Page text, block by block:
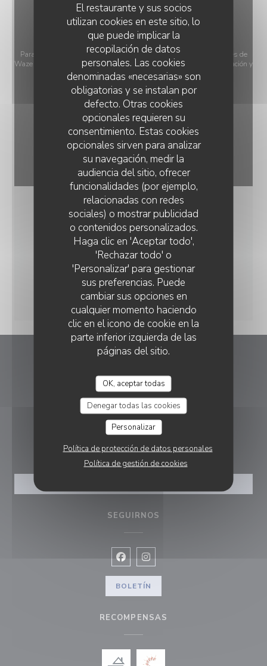
El restaurante y sus socios
utilizan cookies en este sitio, lo
que puede implicar la
recopilación de datos
personales. Las cookies
denominadas «necesarias» son
obligatorias y se instalan por
defecto. Otras cookies
opcionales requieren su
consentimiento. Estas cookies
opcionales sirven para analizar
su navegación, medir la
audiencia del sitio, ofrecer
funcionalidades (por ejemplo,
relacionadas con redes
sociales) o mostrar publicidad
o contenidos personalizados.
Haga clic en 'Aceptar todo',
'Rechazar todo' o
'Personalizar' para gestionar
sus preferencias. Puede
cambiar sus opciones en
cualquier momento haciendo
clic en el icono de cookie en la
parte inferior izquierda de las
páginas del sitio.
OK, aceptar todas
Denegar todas las cookies
Personalizar
Política de protección de datos personales
Política de gestión de cookies
Para mostrar el mapa interactivo de Waze, debe aceptar las cookies de
Waze Map (Google). Estas cookies pueden recopilar datos de navegación y
ubicación.
Permitir
9 Pl. Tabareau 69004 Lyon
04 78 28 44 13
RESERVA
SEGUIRNOS
Facebook ((abre en una nueva
Instagram ((abre en una
BOLETÍN
RECOMPENSAS